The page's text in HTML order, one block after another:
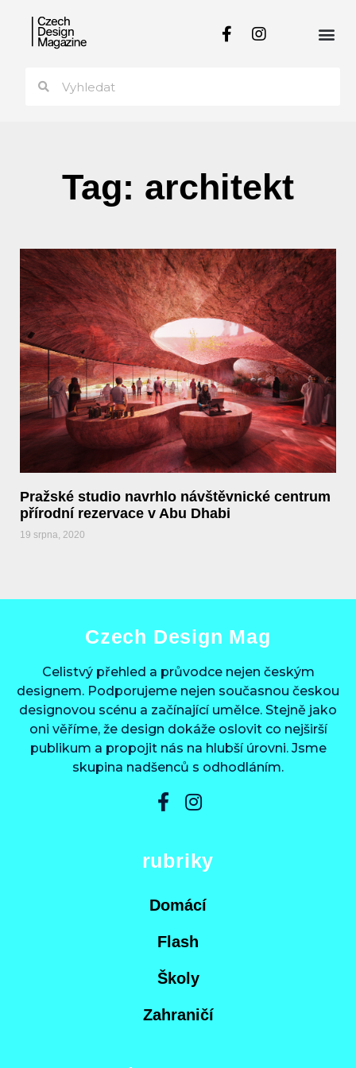
Tag: architekt
Pražské studio navrhlo návštěvnické centrum
přírodní rezervace v Abu Dhabi
19 srpna, 2020
Czech Design Mag
Celistvý přehled a průvodce nejen českým
designem. Podporujeme nejen současnou českou
designovou scénu a začínající umělce. Stejně jako
oni věříme, že design dokáže oslovit co nejširší
publikum a propojit nás na hlubší úrovni. Jsme
skupina nadšenců s odhodláním.
rubriky
Domácí
Flash
Školy
Zahraničí